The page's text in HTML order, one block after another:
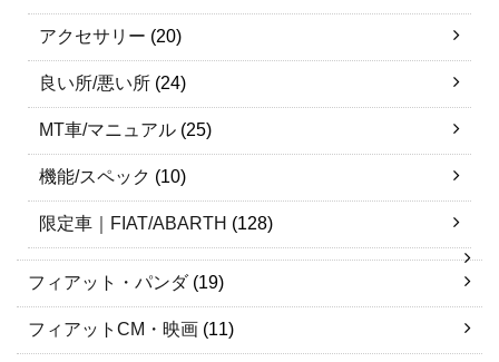
アクセサリー (20)
良い所/悪い所 (24)
MT車/マニュアル (25)
機能/スペック (10)
限定車｜FIAT/ABARTH (128)
フィアット・パンダ(19)
フィアットCM・映画 (11)